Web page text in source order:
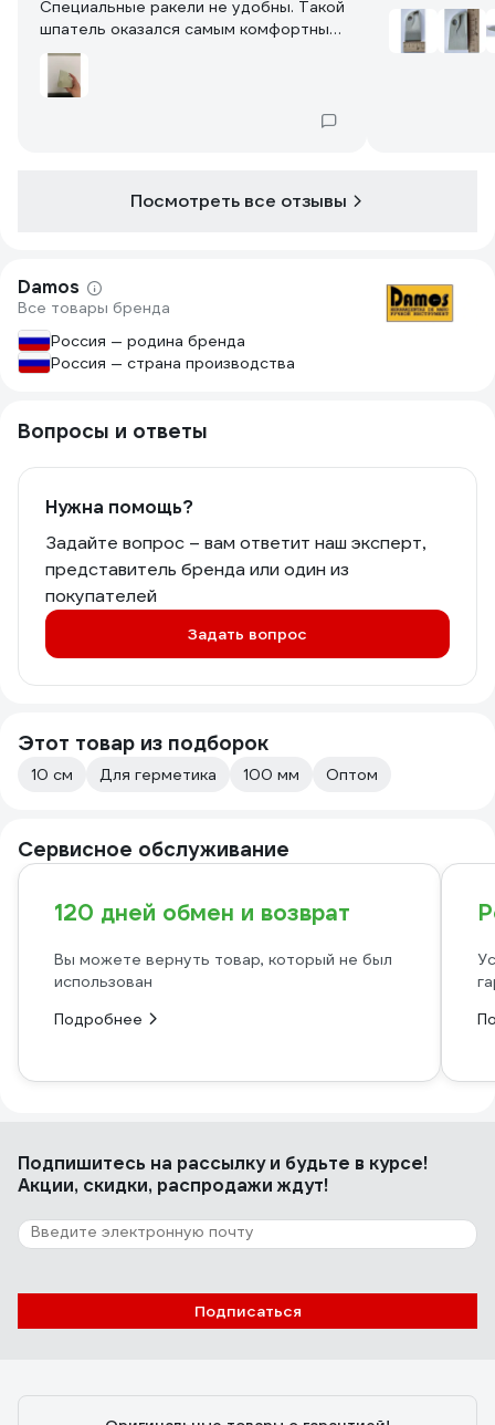
Специальные ракели не удобны. Такой
шпатель оказался самым комфортным
в работе. Прочный, тк аналогичные
стирались за неделю. А этот живет
уже год (на фото)
Посмотреть все отзывы
Damos
Все товары бренда
Россия — родина бренда
Россия — страна производства
Вопросы и ответы
Нужна помощь?
Задайте вопрос – вам ответит наш эксперт,
представитель бренда или один из
покупателей
Задать вопрос
Этот товар из подборок
10 см Для герметика 100 мм Оптом
Сервисное обслуживание
120 дней обмен и возврат
Вы можете вернуть товар, который не был
использован
Подробнее
Подпишитесь на рассылкуи будьте в курсе!
Акции, скидки, распродажи ждут!
Подписаться